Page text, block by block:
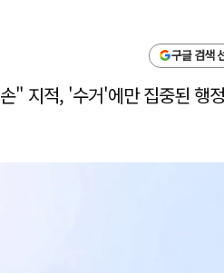
구글 검색
" 지적, '수거'에만 집중된 행